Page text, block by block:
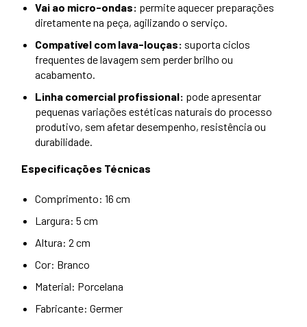
Vai ao micro-ondas: permite aquecer preparações
diretamente na peça, agilizando o serviço.
Compatível com lava-louças: suporta ciclos
frequentes de lavagem sem perder brilho ou
acabamento.
Linha comercial profissional: pode apresentar
pequenas variações estéticas naturais do processo
produtivo, sem afetar desempenho, resistência ou
durabilidade.
Especificações Técnicas
Comprimento: 16 cm
Largura: 5 cm
Altura: 2 cm
Cor: Branco
Material: Porcelana
Fabricante: Germer